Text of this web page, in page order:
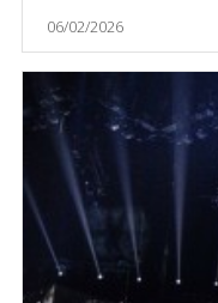
06/02/2026